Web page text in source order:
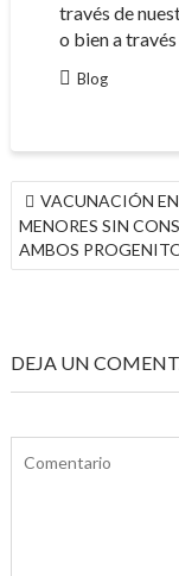
través de
o bien a
Blog
NAVEGACIÓN
DE
ENTRADAS
VACUNACIÓN EN
MENORES SIN
AMBOS
DEJA UN